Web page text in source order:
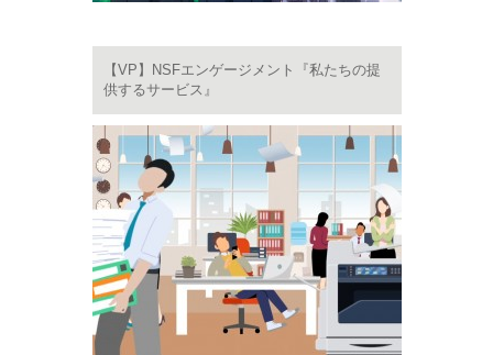
【VP】NSFエンゲージメント『私たちの提
供するサービス』